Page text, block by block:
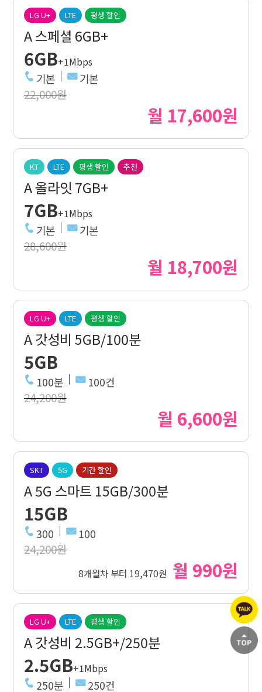
LG U+ LTE 평생 할인
A 스페셜 6GB+
6GB+1Mbps
기본 기본
22,000원
월 17,600원
KT LTE 평생 할인 추천
A 올라잇 7GB+
7GB+1Mbps
기본 기본
28,600원
월 18,700원
LG U+ LTE 평생 할인
A 갓성비 5GB/100분
5GB
100분 100건
24,200원
월 6,600원
SKT 5G 기간 할인
A 5G 스마트 15GB/300분
15GB
300 100
24,200원
8개월차 부터 19,470원 월 990원
LG U+ LTE 평생 할인
A 갓성비 2.5GB+/250분
2.5GB+1Mbps
250분 250건